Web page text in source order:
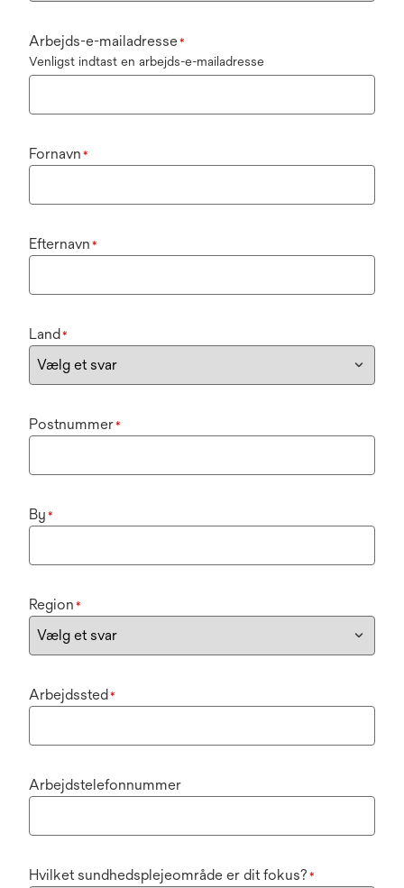
Arbejds-e-mailadresse*
Venligst indtast en arbejds-e-mailadresse
Fornavn *
Efternavn *
Land *
Postnummer*
By *
Region *
Arbejdssted *
Arbejdstelefonnummer
Hvilket sundhedsplejeområde er dit fokus? *